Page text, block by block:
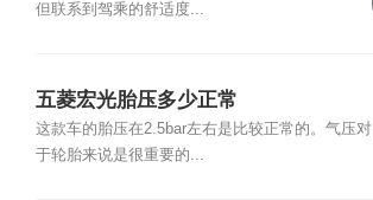
但联系到驾乘的舒适度...
五菱宏光胎压多少正常
这款车的胎压在2.5bar左右是比较正常的。气压对
于轮胎来说是很重要的...